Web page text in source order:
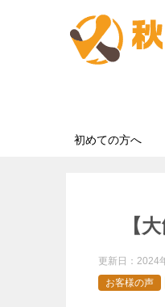
初めての方へ
【
更新日： 2024
お客様の声